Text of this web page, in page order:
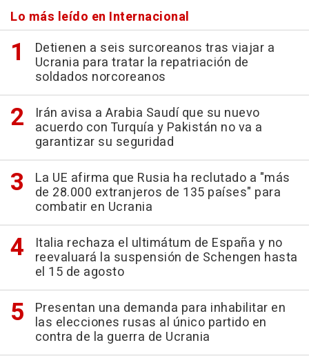
Lo más leído en Internacional
Detienen a seis surcoreanos tras viajar a
Ucrania para tratar la repatriación de
soldados norcoreanos
Irán avisa a Arabia Saudí que su nuevo
acuerdo con Turquía y Pakistán no va a
garantizar su seguridad
La UE afirma que Rusia ha reclutado a "más
de 28.000 extranjeros de 135 países" para
combatir en Ucrania
Italia rechaza el ultimátum de España y no
reevaluará la suspensión de Schengen hasta
el 15 de agosto
Presentan una demanda para inhabilitar en
las elecciones rusas al único partido en
contra de la guerra de Ucrania